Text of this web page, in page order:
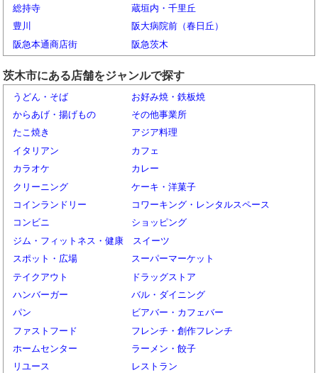
総持寺
蔵垣内・千里丘
豊川
阪大病院前（春日丘）
阪急本通商店街
阪急茨木
茨木市にある店舗をジャンルで探す
うどん・そば
お好み焼・鉄板焼
からあげ・揚げもの
その他事業所
たこ焼き
アジア料理
イタリアン
カフェ
カラオケ
カレー
クリーニング
ケーキ・洋菓子
コインランドリー
コワーキング・レンタルスペース
コンビニ
ショッピング
ジム・フィットネス・健康
スイーツ
スポット・広場
スーパーマーケット
テイクアウト
ドラッグストア
ハンバーガー
バル・ダイニング
パン
ビアバー・カフェバー
ファストフード
フレンチ・創作フレンチ
ホームセンター
ラーメン・餃子
リユース
レストラン